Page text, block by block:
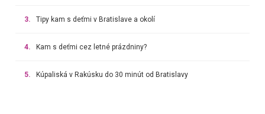
3. Tipy kam s deťmi v Bratislave a okolí
4. Kam s deťmi cez letné prázdniny?
5. Kúpaliská v Rakúsku do 30 minút od Bratislavy